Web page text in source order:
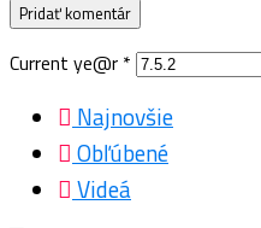
Current ye@r *
Najnovšie
Obľúbené
Videá